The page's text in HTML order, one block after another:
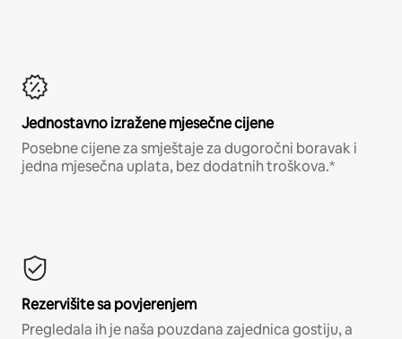
Jednostavno izražene mjesečne cijene
Posebne cijene za smještaje za dugoročni boravak i
jedna mjesečna uplata, bez dodatnih troškova.*
Rezervišite sa povjerenjem
Pregledala ih je naša pouzdana zajednica gostiju, a